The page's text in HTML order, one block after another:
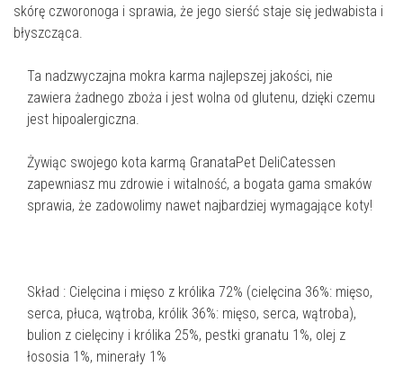
skórę czworonoga i sprawia, że jego sierść staje się jedwabista i
błyszcząca.
Ta nadzwyczajna mokra karma najlepszej jakości, nie
zawiera żadnego zboża i jest wolna od glutenu, dzięki czemu
jest hipoalergiczna.
Żywiąc swojego kota karmą GranataPet DeliCatessen
zapewniasz mu zdrowie i witalność, a bogata gama smaków
sprawia, że zadowolimy nawet najbardziej wymagające koty!
Skład : Cielęcina i mięso z królika 72% (cielęcina 36%: mięso,
serca, płuca, wątroba, królik 36%: mięso, serca, wątroba),
bulion z cielęciny i królika 25%, pestki granatu 1%, olej z
łososia 1%, minerały 1%